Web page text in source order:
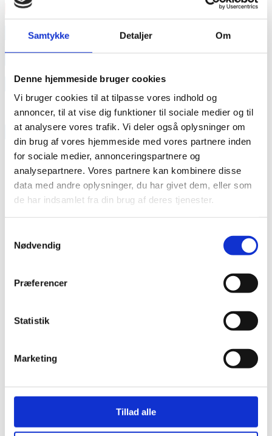
Samtykke Detaljer Om
Denne hjemmeside bruger cookies
Vi bruger cookies til at tilpasse vores indhold og
annoncer, til at vise dig funktioner til sociale medier og til
at analysere vores trafik. Vi deler også oplysninger om
din brug af vores hjemmeside med vores partnere inden
for sociale medier, annonceringspartnere og
analysepartnere. Vores partnere kan kombinere disse
data med andre oplysninger, du har givet dem, eller som
de har indsamlet fra din brug af deres tjenester.
Nødvendig
Præferencer
Statistik
Marketing
Tillad alle
Læs mere
annonce
annonce
Like us
RAINBOW BUSINESS DENMARK